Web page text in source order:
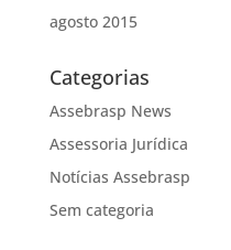
agosto 2015
Categorias
Assebrasp News
Assessoria Jurídica
Notícias Assebrasp
Sem categoria